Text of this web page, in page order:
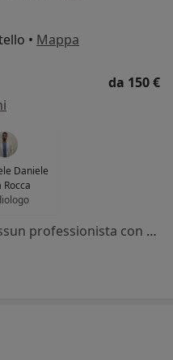
• Mappa
da 150 €
Daniele
Rocca
Questo centro non ha nessun professionista con date disponibili